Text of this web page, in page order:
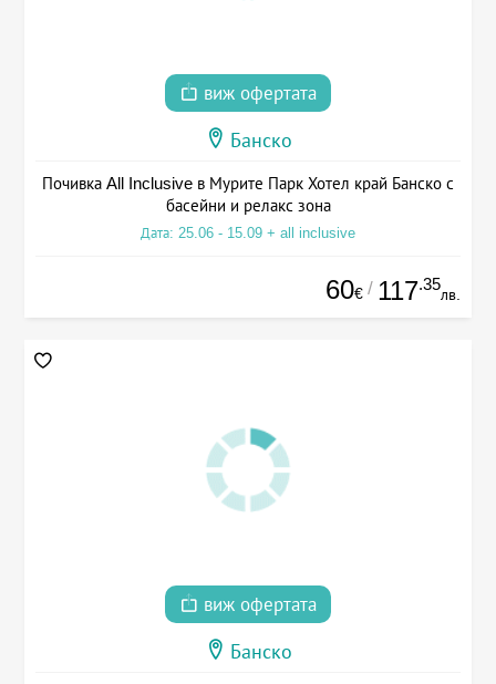
виж офертата
Банско
Почивка All Inclusive в Мурите Парк Хотел край Банско с
басейни и релакс зона
Дата: 25.06 - 15.09 + all inclusive
60€ / 117.35
лв.
виж офертата
Банско